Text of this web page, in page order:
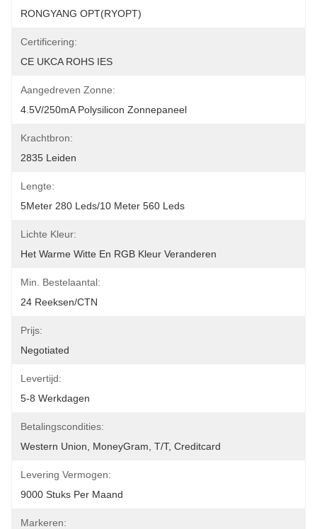
RONGYANG OPT(RYOPT)
Certificering:
CE UKCA ROHS IES
Aangedreven Zonne:
4.5V/250mA Polysilicon Zonnepaneel
Krachtbron:
2835 Leiden
Lengte:
5Meter 280 Leds/10 Meter 560 Leds
Lichte Kleur:
Het Warme Witte En RGB Kleur Veranderen
Min. Bestelaantal:
24 Reeksen/CTN
Prijs:
Negotiated
Levertijd:
5-8 Werkdagen
Betalingscondities:
Western Union, MoneyGram, T/T, Creditcard
Levering Vermogen:
9000 Stuks Per Maand
Markeren: